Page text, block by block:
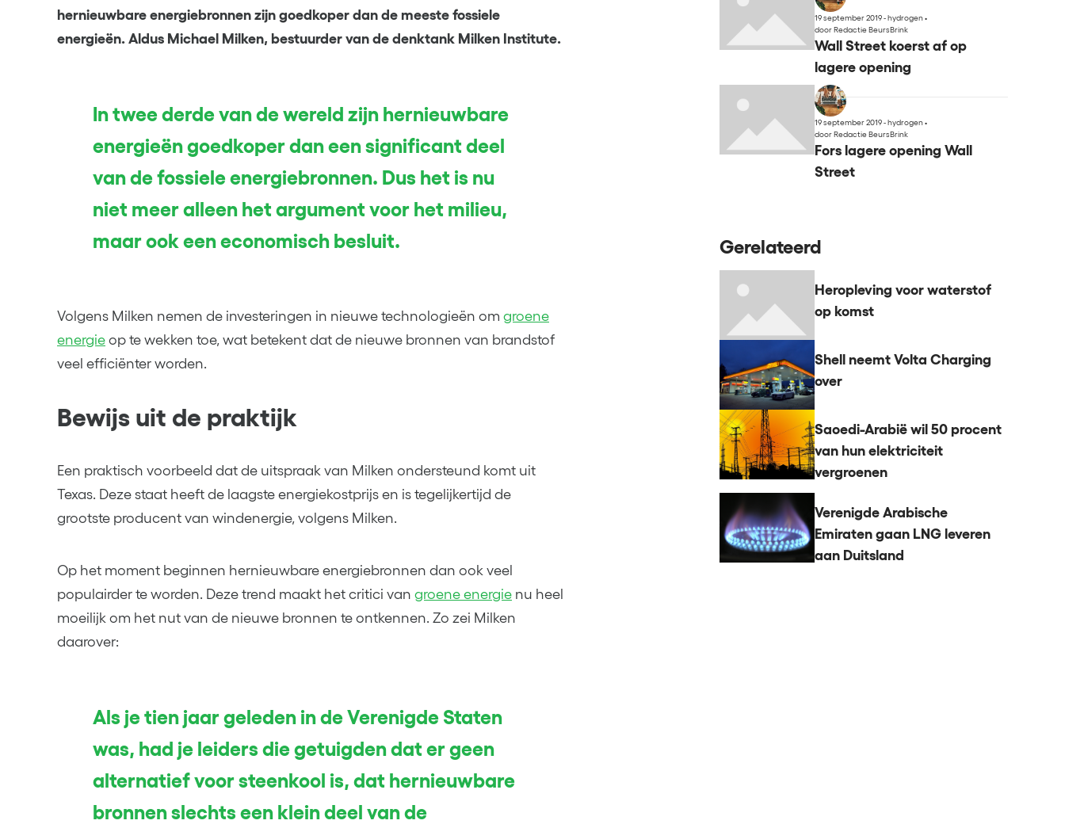
hernieuwbare energiebronnen zijn goedkoper dan de meeste fossiele
energieën. Aldus Michael Milken, bestuurder van de denktank Milken Institute.
In twee derde van de wereld zijn hernieuwbare
energieën goedkoper dan een significant deel
van de fossiele energiebronnen. Dus het is nu
niet meer alleen het argument voor het milieu,
maar ook een economisch besluit.
Volgens Milken nemen de investeringen in nieuwe technologieën om groene
energie op te wekken toe, wat betekent dat de nieuwe bronnen van brandstof
veel efficiënter worden.
Bewijs uit de praktijk
Een praktisch voorbeeld dat de uitspraak van Milken ondersteund komt uit
Texas. Deze staat heeft de laagste energiekostprijs en is tegelijkertijd de
grootste producent van windenergie, volgens Milken.
Op het moment beginnen hernieuwbare energiebronnen dan ook veel
populairder te worden. Deze trend maakt het critici van groene energie nu heel
moeilijk om het nut van de nieuwe bronnen te ontkennen. Zo zei Milken
daarover:
Als je tien jaar geleden in de Verenigde Staten
was, had je leiders die getuigden dat er geen
alternatief voor steenkool is, dat hernieuwbare
bronnen slechts een klein deel van de
19 september 2019 - hydrogen•
door Redactie BeursBrink
Wall Street koerst af op
lagere opening
19 september 2019 - hydrogen•
door Redactie BeursBrink
Fors lagere opening Wall
Street
Gerelateerd
Heropleving voor waterstof
op komst
Shell neemt Volta Charging
over
Saoedi-Arabië wil 50 procent
van hun elektriciteit
vergroenen
Verenigde Arabische
Emiraten gaan LNG leveren
aan Duitsland